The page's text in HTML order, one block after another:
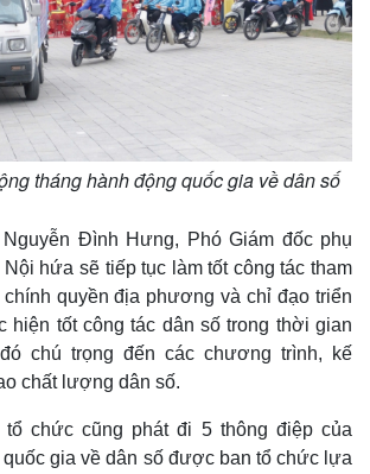
tháng hành động quốc gia về dân số
Đình Hưng, Phó Giám đốc phụ
hứa sẽ tiếp tục làm tốt công tác tham
quyền địa phương và chỉ đạo triển
hiện tốt công tác dân số trong thời gian
chú trọng đến các chương trình, kế
chất lượng dân số.
chức cũng phát đi 5 thông điệp của
gia về dân số được ban tổ chức lựa